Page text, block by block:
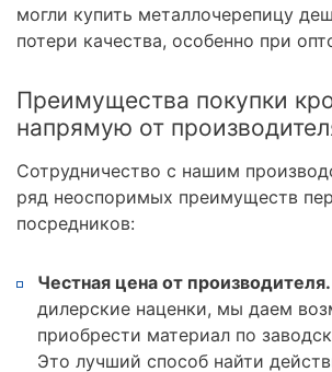
могли купить металлочерепицу
потери качества, особенно при
Преимущества покупки
напрямую от
Сотрудничество с нашим
ряд неоспоримых преимуществ
посредников:
Честная цена от производителя.
дилерские наценки, мы даем
приобрести материал по
Это лучший способ найти